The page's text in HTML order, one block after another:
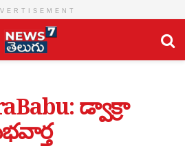
డ్వాక్రా